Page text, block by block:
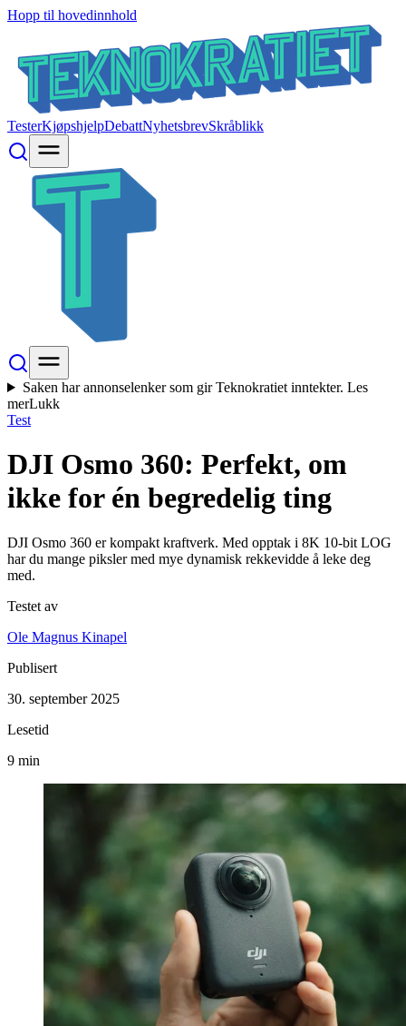
Hopp til hovedinnhold
TesterKjøpshjelpDebattNyhetsbrevSkråblikk
Saken har annonselenker som gir Teknokratiet inntekter. Les
merLukk
Test
DJI Osmo 360: Perfekt, om
ikke for én begredelig ting
DJI Osmo 360 er kompakt kraftverk. Med opptak i 8K 10-bit LOG
har du mange piksler med mye dynamisk rekkevidde å leke deg
med.
Testet av
Ole Magnus Kinapel
Publisert
30. september 2025
Lesetid
9 min